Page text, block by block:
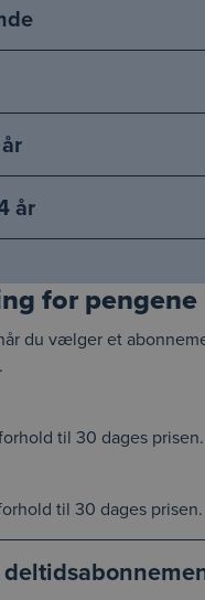
år
for pengene
du vælger et
til 30 dages prisen.
til 30 dages prisen.